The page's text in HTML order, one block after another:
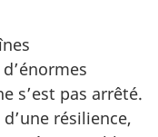
s’est pas arrêté.
résilience,